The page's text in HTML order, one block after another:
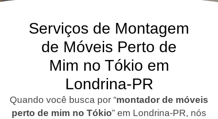
Serviços de Montagem
de Móveis Perto de
Mim no Tókio em
Londrina-PR
Quando você busca por “montador de móveis
perto de mim no Tókio” em Londrina-PR, nós